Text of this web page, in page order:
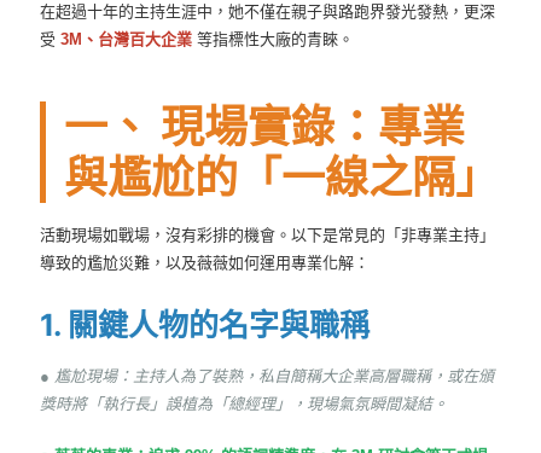
在超過十年的主持生涯中，她不僅在親子與路跑界發光發熱，更深
受 3M、台灣百大企業 等指標性大廠的青睞。
一、 現場實錄：專業
與尷尬的「一線之隔」
活動現場如戰場，沒有彩排的機會。以下是常見的「非專業主持」
導致的尷尬災難，以及薇薇如何運用專業化解：
1. 關鍵人物的名字與職稱
● 尷尬現場：主持人為了裝熟，私自簡稱大企業高層職稱，或在頒
獎時將「執行長」誤植為「總經理」，現場氣氛瞬間凝結。